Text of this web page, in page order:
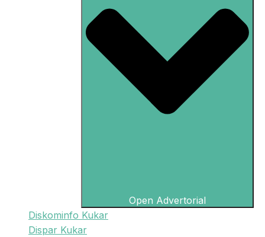
Open Advertorial
Diskominfo Kukar
Dispar Kukar